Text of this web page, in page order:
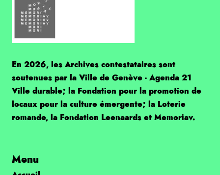
En 2026, les Archives contestataires sont
soutenues par la Ville de Genève - Agenda 21
Ville durable; la Fondation pour la promotion de
locaux pour la culture émergente; la Loterie
romande, la Fondation Leenaards et Memoriav.
Menu